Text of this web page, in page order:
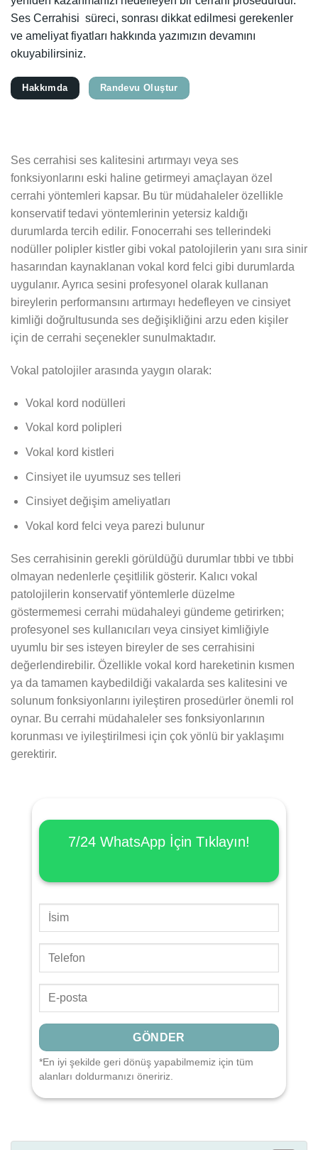
Ses Cerrahisi süreci, sonrası dikkat edilmesi gerekenler
ve ameliyat fiyatları hakkında yazımızın devamını
okuyabilirsiniz.
Hakkımda Randevu Oluştur
Ses cerrahisi ses kalitesini artırmayı veya ses
fonksiyonlarını eski haline getirmeyi amaçlayan özel
cerrahi yöntemleri kapsar. Bu tür müdahaleler özellikle
konservatif tedavi yöntemlerinin yetersiz kaldığı
durumlarda tercih edilir. Fonocerrahi ses tellerindeki
nodüller polipler kistler gibi vokal patolojilerin yanı sıra sinir
hasarından kaynaklanan vokal kord felci gibi durumlarda
uygulanır. Ayrıca sesini profesyonel olarak kullanan
bireylerin performansını artırmayı hedefleyen ve cinsiyet
kimliği doğrultusunda ses değişikliğini arzu eden kişiler
için de cerrahi seçenekler sunulmaktadır.
Vokal patolojiler arasında yaygın olarak:
Vokal kord nodülleri
Vokal kord polipleri
Vokal kord kistleri
Cinsiyet ile uyumsuz ses telleri
Cinsiyet değişim ameliyatları
Vokal kord felci veya parezi bulunur
Ses cerrahisinin gerekli görüldüğü durumlar tıbbi ve tıbbi
olmayan nedenlerle çeşitlilik gösterir. Kalıcı vokal
patolojilerin konservatif yöntemlerle düzelme
göstermemesi cerrahi müdahaleyi gündeme getirirken;
profesyonel ses kullanıcıları veya cinsiyet kimliğiyle
uyumlu bir ses isteyen bireyler de ses cerrahisini
değerlendirebilir. Özellikle vokal kord hareketinin kısmen
ya da tamamen kaybedildiği vakalarda ses kalitesini ve
solunum fonksiyonlarını iyileştiren prosedürler önemli rol
oynar. Bu cerrahi müdahaleler ses fonksiyonlarının
korunması ve iyileştirilmesi için çok yönlü bir yaklaşımı
gerektirir.
7/24 WhatsApp İçin Tıklayın!
*En iyi şekilde geri dönüş yapabilmemiz için tüm
alanları doldurmanızı öneririz.